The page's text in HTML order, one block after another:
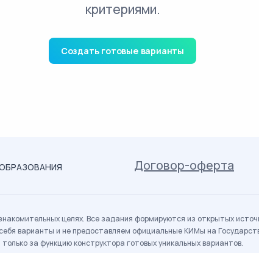
критериями.
Создать готовые варианты
Договор-оферта
целях. Все задания формируются из открытых
варианты и не предоставляем официальные КИМы на
только за функцию конструктора готовых уникальных вариантов.